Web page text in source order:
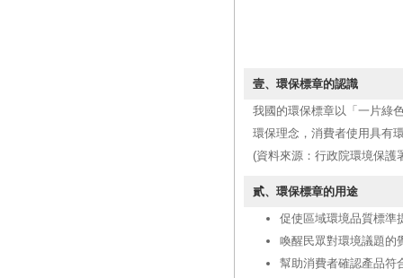
壹、環保標章的認識
我國的環保標章以「一片綠
環保理念，消費者使用具有
(資料來源：行政院環境保護
貳、環保標章的用途
促使區域環境品質標準
喚醒民眾對環境議題的
幫助消費者確認產品符